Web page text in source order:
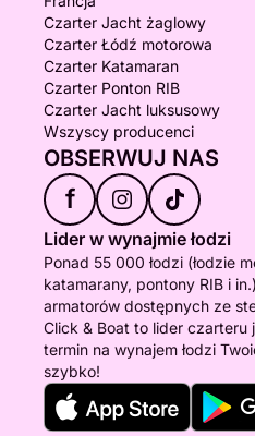
Czarter Jacht żaglowy
Czarter Łódź motorowa
Czarter Katamaran
Czarter Ponton RIB
Czarter Jacht luksusowy
Wszyscy producenci
OBSERWUJ NAS
f
Lider w wynajmie łodzi
Ponad 55 000 łodzi (łodzie
katamarany, pontony RIB i
armatorów dostępnych ze
Click & Boat to lider czarteru
termin na wynajem łodzi
szybko!